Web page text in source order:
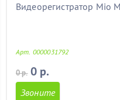
Видеорегистратор Mio
Арт. 0000031792
0 р. 0 р.
Звоните